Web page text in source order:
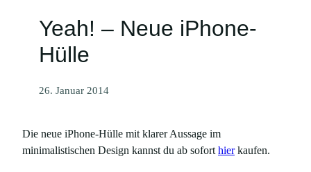
Yeah! – Neue iPhone-
Hülle
26. Januar 2014
Die neue iPhone-Hülle mit klarer Aussage im
minimalistischen Design kannst du ab soforthierkaufen.